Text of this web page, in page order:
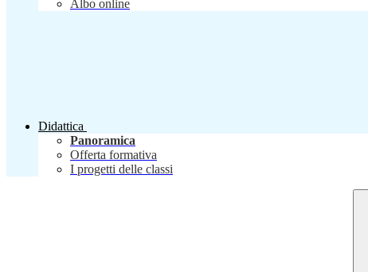
Albo online
Didattica
Panoramica
Offerta formativa
I progetti delle classi